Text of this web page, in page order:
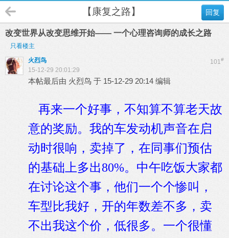
回复
【康复之路】
改变世界从改变思维开始—— 一个心理咨询师的成长之路
只看楼主
101#
火烈鸟
15-12-29 20:01:29
本帖最后由 火烈鸟 于 15-12-29 20:14 编辑
再来一个好事，不知算不算老天故
意的奖励。我的车发动机声音在启
动时很响，卖掉了，在同事们预估
的基础上多出80%。中午吃饭大家都
在讨论这个事，他们一个个惨叫，
车型比我好，开的年数差不多，卖
不出我这个价，低很多。一个很懂